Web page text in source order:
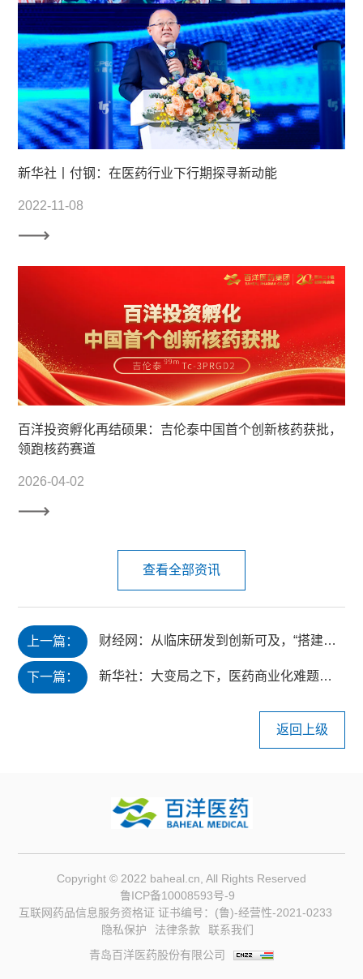
新华社丨付钢：在医药行业下行期探寻新动能
2022-11-08
百洋投资孵化再结硕果：吉伦泰中国首个创新核药获批，
领跑核药赛道
2026-04-02
查看全部资讯
上一篇： 财经网：从临床研发到创新可及，“搭建高速公路”的人价值凸显
下一篇： 新华社：大变局之下，医药商业化难题何解？
返回上级
Copyright © 2022 baheal.cn, All Rights Reserved
鲁ICP备10008593号-9
互联网药品信息服务资格证 证书编号：(鲁)-经营性-2021-0233
隐私保护
法律条款
联系我们
青岛百洋医药股份有限公司